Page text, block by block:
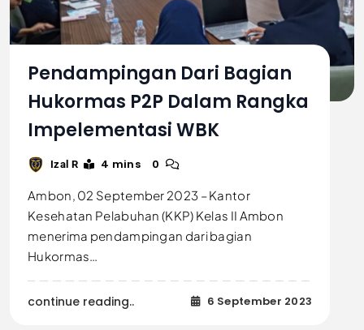
Pendampingan Dari Bagian
Hukormas P2P Dalam Rangka
Impelementasi WBK
Izal R 4 mins
0
Ambon, 02 September 2023 – Kantor
Kesehatan Pelabuhan (KKP) Kelas II Ambon
menerima pendampingan dari bagian
Hukormas…
continue reading.. 6 September 2023